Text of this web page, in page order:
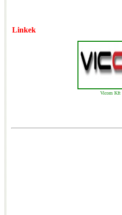
Linkek
Vicom Kft